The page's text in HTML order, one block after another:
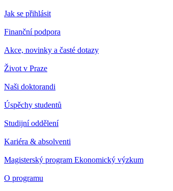
Jak se přihlásit
Finanční podpora
Akce, novinky a časté dotazy
Život v Praze
Naši doktorandi
Úspěchy studentů
Studijní oddělení
Kariéra & absolventi
Magisterský program Ekonomický výzkum
O programu